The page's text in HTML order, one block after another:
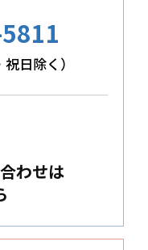
日除く）
わせは